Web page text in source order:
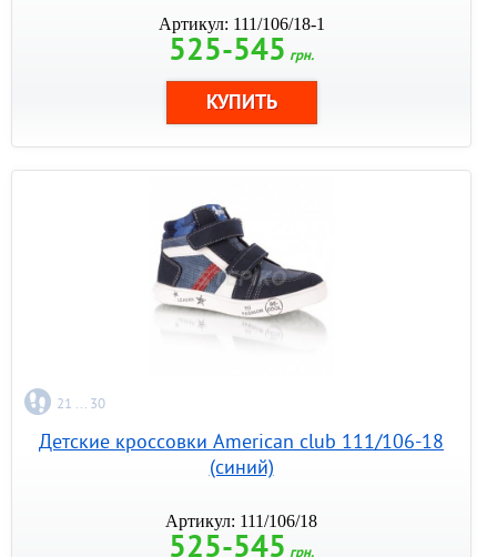
Артикул: 111/106/18-1
525-545 грн.
21 ... 30
Детские кроссовки American club 111/106-18
(синий)
Артикул: 111/106/18
525-545 грн.